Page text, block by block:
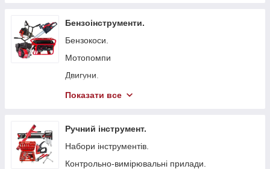
Вібратори глибинні для бетону
Стрічкові пили
Токарні станки
Гайковерти мережеві
Свердлильні верстати
Штроборізи
Плиткорізи.
Електроножиці
Бензоінструменти.
Бензокоси.
Мотопомпи
Двигуни.
Бензопили.
Віброплити
Бензинові газонокосарки.
Бетонорізи
Показати все
Ручний інструмент.
Набори інструментів.
Контрольно-вимірювальні прилади.